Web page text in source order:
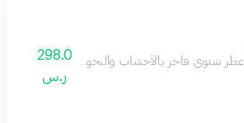
عطر شتوي فاخر بالأخشاب والبخور والباتشولي
298.0
ر.س